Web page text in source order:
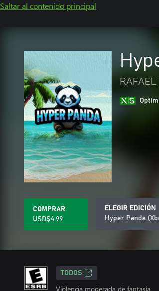
Saltar al contenido principal
RAFAEL
COMPRAR
USD$4.99
ELEGIR EDICIÓN
Hyper Panda
TODOS
Violencia moderada de fantasía